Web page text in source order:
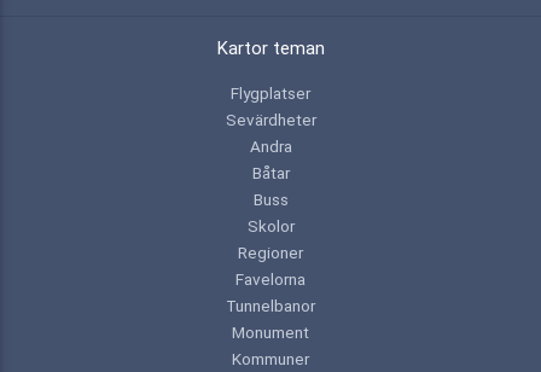
Kartor teman
Flygplatser
Sevärdheter
Andra
Båtar
Buss
Skolor
Regioner
Favelorna
Tunnelbanor
Monument
Kommuner